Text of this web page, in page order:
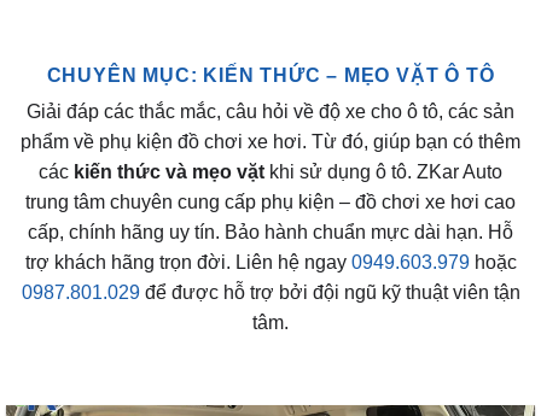
CHUYÊN MỤC: KIẾN THỨC – MẸO VẶT Ô TÔ
Giải đáp các thắc mắc, câu hỏi về độ xe cho ô tô, các sản
phẩm về phụ kiện đồ chơi xe hơi. Từ đó, giúp bạn có thêm
các kiến thức và mẹo vặt khi sử dụng ô tô. ZKar Auto
trung tâm chuyên cung cấp phụ kiện – đồ chơi xe hơi cao
cấp, chính hãng uy tín. Bảo hành chuẩn mực dài hạn. Hỗ
trợ khách hãng trọn đời. Liên hệ ngay 0949.603.979hoặc
0987.801.029để được hỗ trợ bởi đội ngũ kỹ thuật viên tận
tâm.